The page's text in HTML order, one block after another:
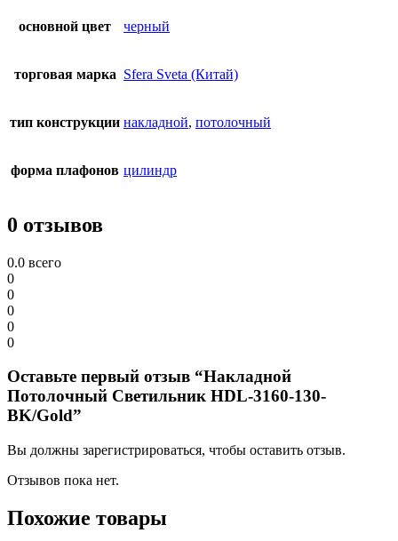
основной цвет черный
торговая марка Sfera Sveta (Китай)
тип конструкции накладной, потолочный
форма плафонов цилиндр
0 отзывов
0.0 всего
0
0
0
0
0
Оставьте первый отзыв “Накладной
Потолочный Светильник HDL-3160-130-
BK/Gold”
Вы должны зарегистрироваться, чтобы оставить отзыв.
Отзывов пока нет.
Похожие товары